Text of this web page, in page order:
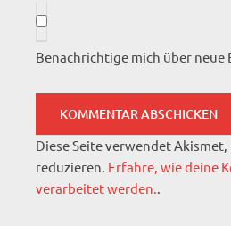
Benachrichtige mich über neue
Diese Seite verwendet Akismet,
reduzieren. Erfahre, wie deine
verarbeitet werden..